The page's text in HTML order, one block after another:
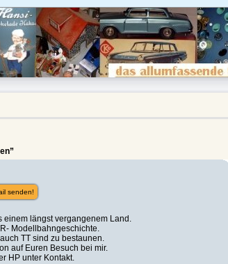
senden!
einem längst vergangenem Land.
Modellbahngeschichte.
TT sind zu bestaunen.
auf Euren Besuch bei mir.
HP unter Kontakt.